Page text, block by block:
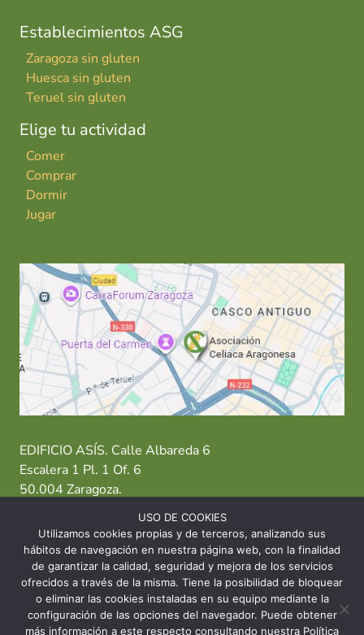
Establecimientos ASG
Zaragoza sin gluten
Huesca sin gluten
Teruel sin gluten
Elige tu actividad
Comer
Comprar
Dormir
Jugar
EDIFICIO ASÍS. Calle Albareda 6
Escalera 1 Pl. 1 Of. 6
50.004 Zaragoza.
T: 976 484 949 M: 635 638 563
Sede Zaragoza·Sede Huesca· Sede Teruel
USO DE COOKIES
Utilizamos cookies propias y de terceros, analizando sus
hábitos de navegación en nuestra página web, con la finalidad
de garantizar la calidad, seguridad y mejora de los servicios
ofrecidos a través de la misma. Tiene la posibilidad de bloquear
o eliminar las cookies instaladas en su equipo mediante la
configuración de las opciones del navegador. Puede obtener
más información a este respecto consultando nuestra Política